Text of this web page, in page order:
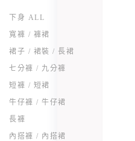
下身 ALL
寬褲 / 褲裙
裙子 / 裙裝 / 長裙
七分褲 / 九分褲
短褲 / 短裙
牛仔褲 / 牛仔裙
長褲
內搭褲 / 內搭裙